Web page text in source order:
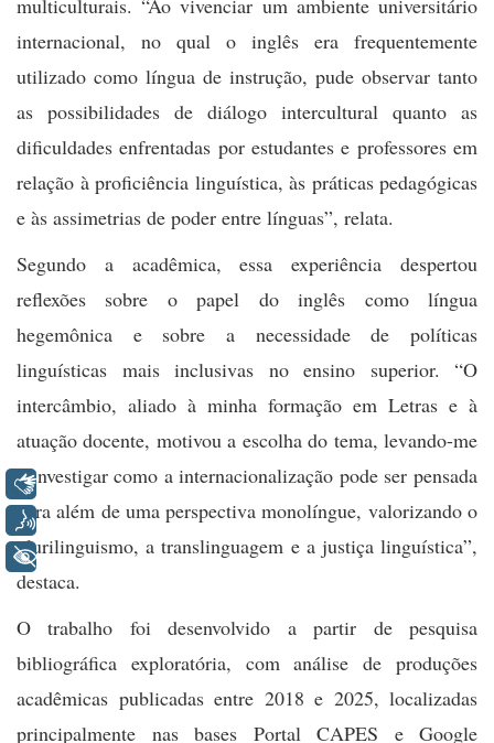
multiculturais. “Ao vivenciar um ambiente universitário
internacional, no qual o inglês era frequentemente
utilizado como língua de instrução, pude observar tanto
as possibilidades de diálogo intercultural quanto as
dificuldades enfrentadas por estudantes e professores em
relação à proficiência linguística, às práticas pedagógicas
e às assimetrias de poder entre línguas”, relata.
Segundo a acadêmica, essa experiência despertou
reflexões sobre o papel do inglês como língua
hegemônica e sobre a necessidade de políticas
linguísticas mais inclusivas no ensino superior. “O
intercâmbio, aliado à minha formação em Letras e à
atuação docente, motivou a escolha do tema, levando-me
a investigar como a internacionalização pode ser pensada
para além de uma perspectiva monolíngue, valorizando o
plurilinguismo, a translinguagem e a justiça linguística”,
destaca.
O trabalho foi desenvolvido a partir de pesquisa
bibliográfica exploratória, com análise de produções
acadêmicas publicadas entre 2018 e 2025, localizadas
principalmente nas bases Portal CAPES e Google
Libras
Voz
+ Acessibilidade